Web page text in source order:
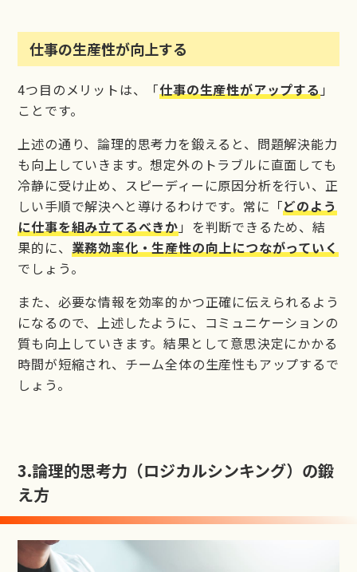
仕事の生産性が向上する
4つ目のメリットは、「仕事の生産性がアップする」
ことです。
上述の通り、論理的思考力を鍛えると、問題解決能力
も向上していきます。想定外のトラブルに直面しても
冷静に受け止め、スピーディーに原因分析を行い、正
しい手順で解決へと導けるわけです。常に「どのよう
に仕事を組み立てるべきか」を判断できるため、結
果的に、 業務効率化・生産性の向上につながっていく
でしょう。
また、必要な情報を効率的かつ正確に伝えられるよう
になるので、上述したように、コミュニケーションの
質も向上していきます。結果として意思決定にかかる
時間が短縮され、チーム全体の生産性もアップするで
しょう。
3.論理的思考力（ロジカルシンキング）の鍛
え方